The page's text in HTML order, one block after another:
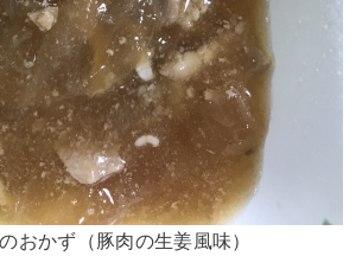
おかず（豚肉の生姜風味）